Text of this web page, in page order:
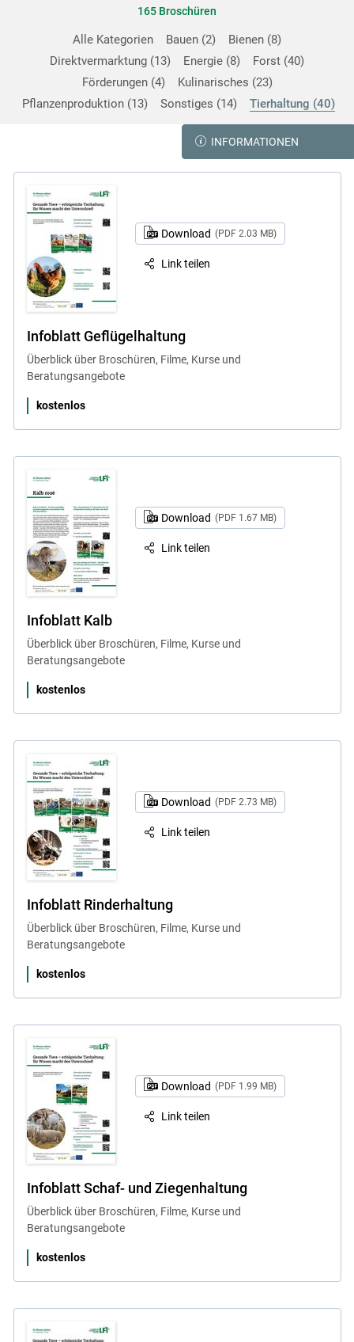
165 Broschüren
Alle Kategorien Bauen 2 Bienen 8
Direktvermarktung 13 Energie 8 Forst 40
Förderungen 4 Kulinarisches 23
Pflanzenproduktion 13 Sonstiges 14 Tierhaltung 40
INFORMATIONEN
Download (PDF 2.03 MB)
Link teilen
Infoblatt Geflügelhaltung
Überblick über Broschüren, Filme, Kurse und
Beratungsangebote
kostenlos
Download (PDF 1.67 MB)
Link teilen
Infoblatt Kalb
Überblick über Broschüren, Filme, Kurse und
Beratungsangebote
kostenlos
Download (PDF 2.73 MB)
Link teilen
Infoblatt Rinderhaltung
Überblick über Broschüren, Filme, Kurse und
Beratungsangebote
kostenlos
Download (PDF 1.99 MB)
Link teilen
Infoblatt Schaf- und Ziegenhaltung
Überblick über Broschüren, Filme, Kurse und
Beratungsangebote
kostenlos